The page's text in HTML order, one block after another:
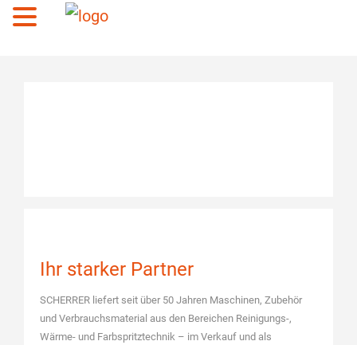
Ihr starker Partner
SCHERRER liefert seit über 50 Jahren Maschinen, Zubehör
und Verbrauchsmaterial aus den Bereichen Reinigungs-,
Wärme- und Farbspritztechnik – im Verkauf und als
Menü